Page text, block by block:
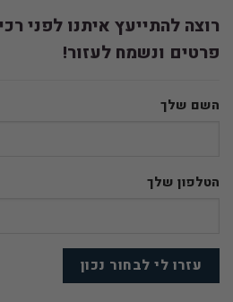
רוצה להתייעץ איתנו לפני
פרטים ונשמח לעזור!
השם שלך
הטלפון שלך